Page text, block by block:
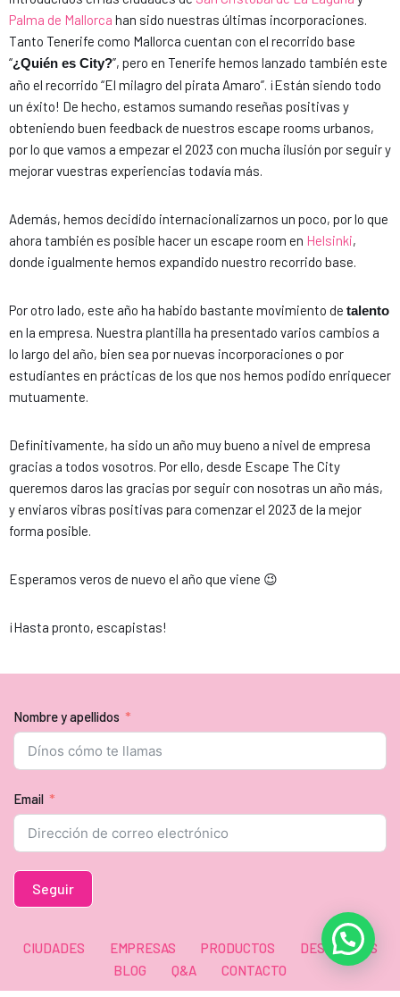
Palma de Mallorca han sido nuestras últimas incorporaciones.
Tanto Tenerife como Mallorca cuentan con el recorrido base
“¿Quién es City?”, pero en Tenerife hemos lanzado también este
año el recorrido “El milagro del pirata Amaro”. ¡Están siendo todo
un éxito! De hecho, estamos sumando reseñas positivas y
obteniendo buen feedback de nuestros escape rooms urbanos,
por lo que vamos a empezar el 2023 con mucha ilusión por seguir y
mejorar vuestras experiencias todavía más.
Además, hemos decidido internacionalizarnos un poco, por lo que
ahora también es posible hacer un escape room en Helsinki,
donde igualmente hemos expandido nuestro recorrido base.
Por otro lado, este año ha habido bastante movimiento de talento
en la empresa. Nuestra plantilla ha presentado varios cambios a
lo largo del año, bien sea por nuevas incorporaciones o por
estudiantes en prácticas de los que nos hemos podido enriquecer
mutuamente.
Definitivamente, ha sido un año muy bueno a nivel de empresa
gracias a todos vosotros. Por ello, desde Escape The City
queremos daros las gracias por seguir con nosotras un año más,
y enviaros vibras positivas para comenzar el 2023 de la mejor
forma posible.
Esperamos veros de nuevo el año que viene 😉
¡Hasta pronto, escapistas!
Nombre y apellidos
Email
Seguir
CIUDADES EMPRESAS PRODUCTOS
DESPEDIDAS
BLOG
Q&A CONTACTO